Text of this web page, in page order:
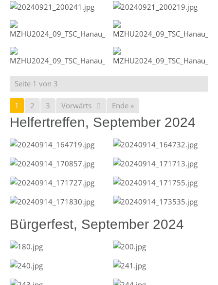
Seite 1 von 3
1 2 3 Vorwärts Ende »
Helfertreffen, September 2024
Bürgerfest, September 2024